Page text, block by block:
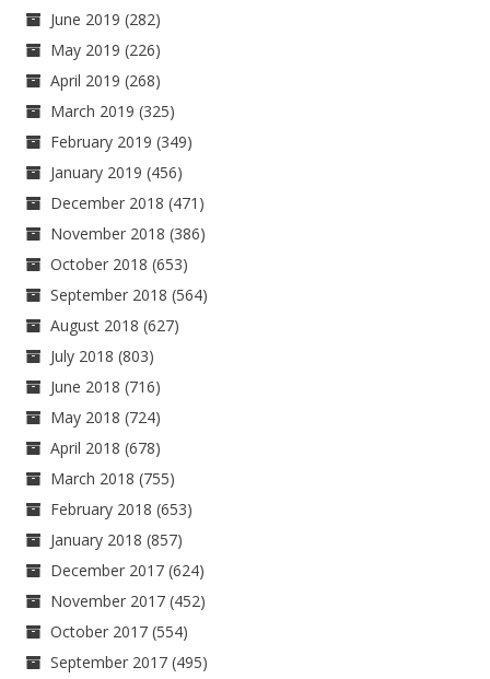
June 2019 (282)
May 2019 (226)
April 2019 (268)
March 2019 (325)
February 2019 (349)
January 2019 (456)
December 2018 (471)
November 2018 (386)
October 2018 (653)
September 2018 (564)
August 2018 (627)
July 2018 (803)
June 2018 (716)
May 2018 (724)
April 2018 (678)
March 2018 (755)
February 2018 (653)
January 2018 (857)
December 2017 (624)
November 2017 (452)
October 2017 (554)
September 2017 (495)